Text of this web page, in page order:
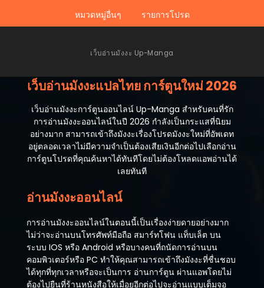
หมวดหมู่อื่นๆ
รายการโปรด
เว็บอ่านมังงะ Up-Manga
เว็บอ่านมังงะแปลไทย การ์ตูนใหม่ 2026
เว็บอ่านมังงะการ์ตูนออนไลน์ Up-Manga สำหรับคนที่รัก
การอ่านมังงะออนไลน์ในปี 2026 กำลังเป็นกระแสที่นิยม
อย่างมาก สามารถเข้าถึงมังงะเรื่องโปรดมังงะใหม่ที่อัพเดท
อยู่ตลอดเวลาไม่มีความจำเป็นต้องเสียเงินอีกต่อไปเลือกอ่าน
การ์ตูนโปรดที่คุณค้นหาได้ทันทีโดยไม่ต้องโหลดแอพอ่านได้
เลยทันที
อ่านมังงะออนไลน์
การอ่านมังงะออนไลน์ในตอนนี้เป็นเรื่องง่ายดายอย่างมาก
ไม่ว่าจะอ่านบนโทรศัพท์มือถือ สมาร์ทโฟน แท็บเล็ต บน
ระบบ IOS หรือ Android หรือบางคนที่ถนัดการอ่านบน
คอมพิวเตอร์หรือ PC ทำให้คุณสามารถเข้าถึงมังงะที่ชื่นชอบ
ได้ทุกที่ทุกเวลาหรือจะเป็นการ อ่านการ์ตูน ผ่านแอพโดยไม่
ต้องไปยืนที่ร้านหนังสือให้เมื่อยอีกต่อไปจะอ่านแบบเต็มจอ